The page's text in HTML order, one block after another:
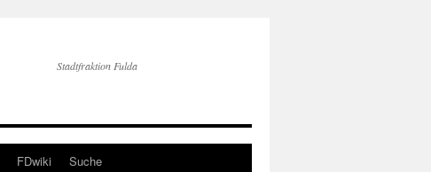
Stadtfraktion Fulda
FDwiki Suche